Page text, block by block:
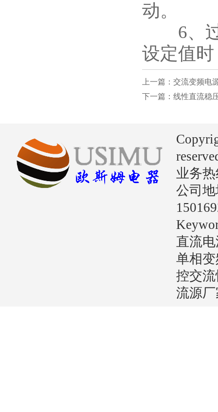
动。
6、过
设定值
上一篇：交流变频电
下一篇：线性直流稳
业务热
公司
直流
单相
控交
流源